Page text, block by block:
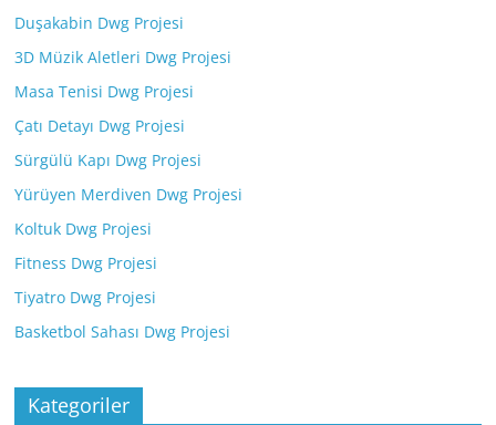
Duşakabin Dwg Projesi
3D Müzik Aletleri Dwg Projesi
Masa Tenisi Dwg Projesi
Çatı Detayı Dwg Projesi
Sürgülü Kapı Dwg Projesi
Yürüyen Merdiven Dwg Projesi
Koltuk Dwg Projesi
Fitness Dwg Projesi
Tiyatro Dwg Projesi
Basketbol Sahası Dwg Projesi
Kategoriler